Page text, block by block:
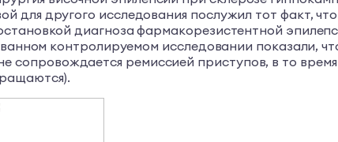
другого исследования послужил тот факт,
диагноза фармакорезистентной
контролируемом исследовании показали,
ремиссией приступов, в то время